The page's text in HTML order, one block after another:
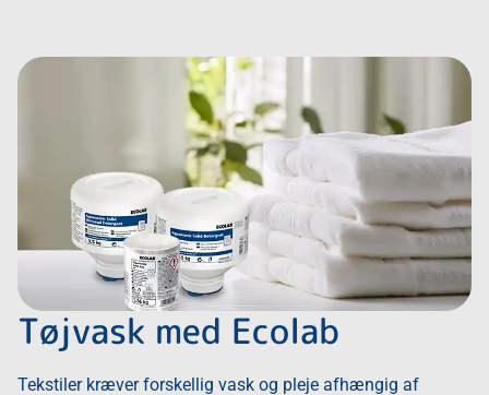
Tøjvask med Ecolab
Tekstiler kræver forskellig vask og pleje afhængig af